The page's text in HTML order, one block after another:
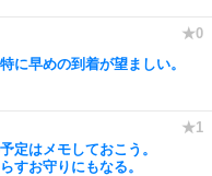
に早めの到着が望ましい。
定はメモしておこう。
すお守りにもなる。